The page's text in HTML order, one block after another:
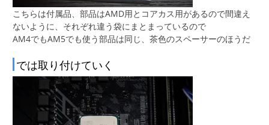
こちらは付属品、部品はAMD用とコアカス用があるので間違え
ないように、それぞれ違う袋にまとまっているので
AM4でもAM5でも使う部品は同じ、茶色のスペーサーのほうだ
では取り付けていく